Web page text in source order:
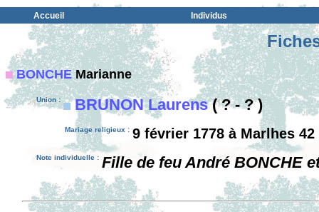
Accueil Individus
BONCHEMarianne
Union : BRUNON Laurens( ? - ? )
Mariage religieux : 9 février 1778 à Marlhes 42
Note individuelle : Fille de feu André BONCHE